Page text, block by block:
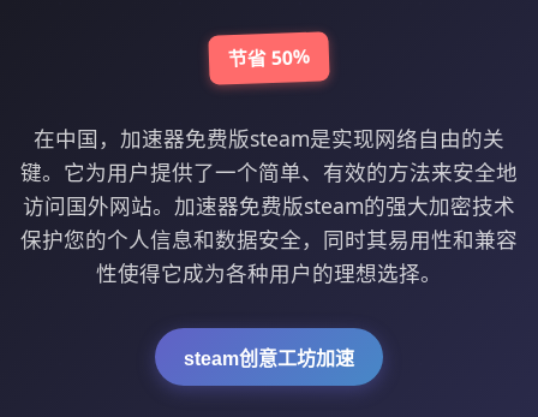
节省 50%
在中国，加速器免费版steam是实现网络自由的关
键。它为用户提供了一个简单、有效的方法来安全地
访问国外网站。加速器免费版steam的强大加密技术
保护您的个人信息和数据安全，同时其易用性和兼容
性使得它成为各种用户的理想选择。
steam创意工坊加速